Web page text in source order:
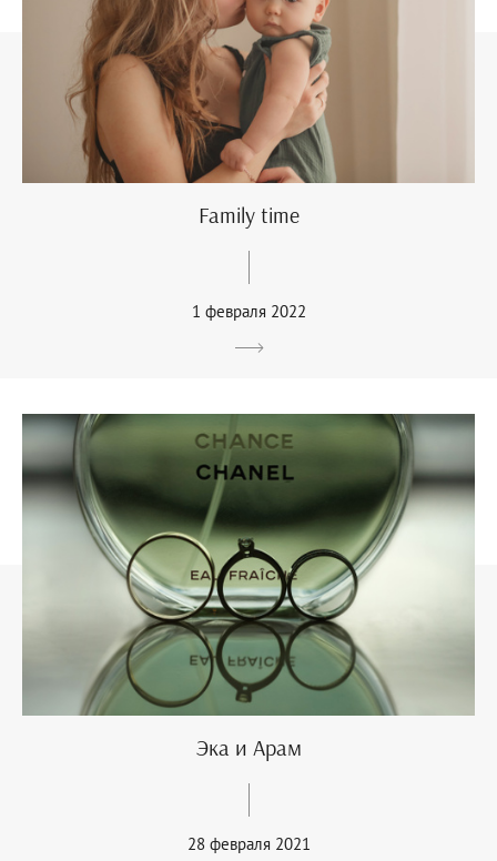
Family time
1 февраля 2022
Эка и Арам
28 февраля 2021